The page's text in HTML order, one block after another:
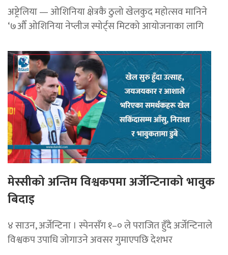
अष्ट्रेलिया — ओशिनिया क्षेत्रकै ठुलो खेलकुद महोत्सव मानिने
‘७औँ ओशिनिया नेप्लीज स्पोर्ट्स मिटको आयोजनाका लागि
मेस्सीको अन्तिम विश्वकपमा अर्जेन्टिनाको भावुक
बिदाइ
४ साउन, अर्जेन्टिना । स्पेनसँग १–० ले पराजित हुँदै अर्जेन्टिनाले
विश्वकप उपाधि जोगाउने अवसर गुमाएपछि देशभर